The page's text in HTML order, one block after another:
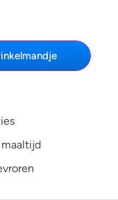
maaltijd